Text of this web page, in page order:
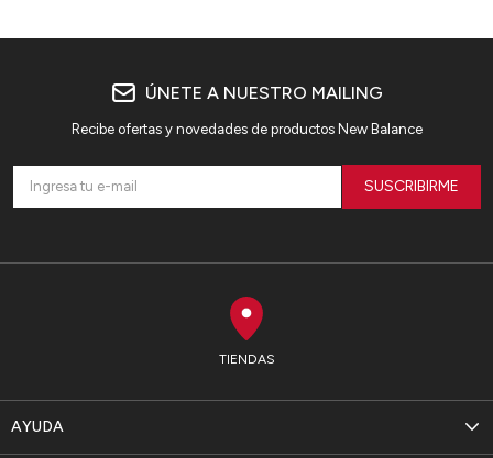
TIENDAS
AYUDA
ÚNETE A NUESTRO MAILING
Recibe ofertas y novedades de productos New Balance
SUSCRIBIRME